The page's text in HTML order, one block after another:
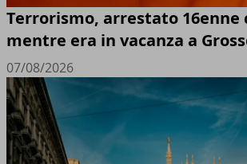
Terrorismo, arrestato 16enne
mentre era in vacanza a
07/08/2026